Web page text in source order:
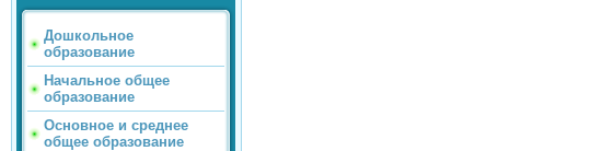
Дошкольное
образование
Начальное общее
образование
Основное и среднее
общее образование